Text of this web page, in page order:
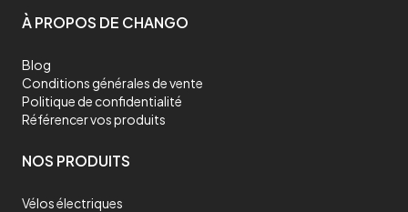
À PROPOS DE CHANGO
Blog
Conditions générales de vente
Politique de confidentialité
Référencer vos produits
NOS PRODUITS
Vélos électriques